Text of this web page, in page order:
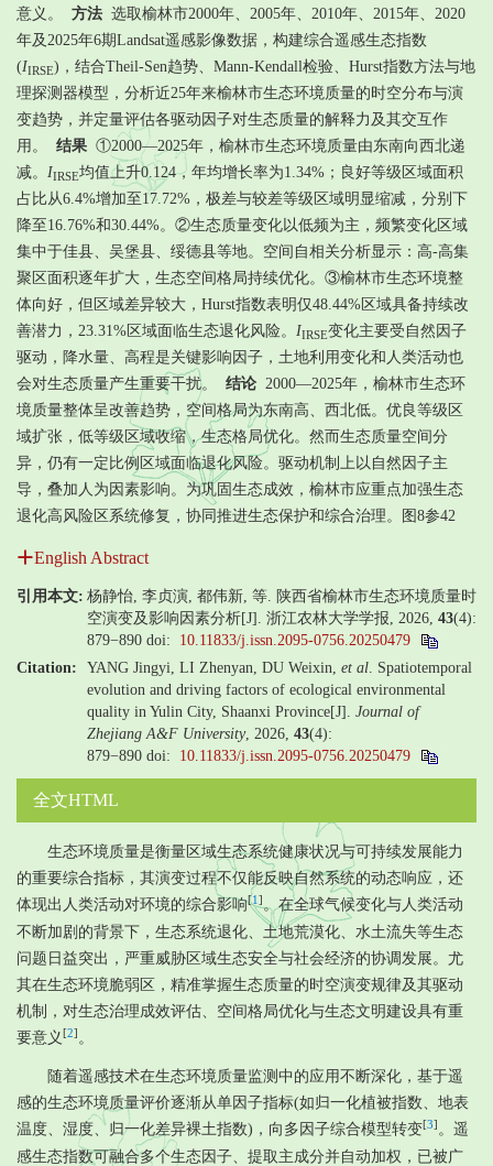
意义。
方法 选取榆林市2000年、2005年、2010年、2015年、2020
年及2025年6期Landsat遥感影像数据，构建综合遥感生态指数
(IIRSE)，结合Theil-Sen趋势、Mann-Kendall检验、Hurst指数方法与地
理探测器模型，分析近25年来榆林市生态环境质量的时空分布与演
变趋势，并定量评估各驱动因子对生态质量的解释力及其交互作
用。
结果 ①2000—2025年，榆林市生态环境质量由东南向西北递
减。 IIRSE均值上升0.124，年均增长率为1.34%；良好等级区域面积
占比从6.4%增加至17.72%，极差与较差等级区域明显缩减，分别下
降至16.76%和30.44%。②生态质量变化以低频为主，频繁变化区域
集中于佳县、吴堡县、绥德县等地。空间自相关分析显示：高-高集
聚区面积逐年扩大，生态空间格局持续优化。③榆林市生态环境整
体向好，但区域差异较大，Hurst指数表明仅48.44%区域具备持续改
善潜力，23.31%区域面临生态退化风险。 IIRSE变化主要受自然因子
驱动，降水量、高程是关键影响因子，土地利用变化和人类活动也
会对生态质量产生重要干扰。
结论 2000—2025年，榆林市生态环
境质量整体呈改善趋势，空间格局为东南高、西北低。优良等级区
域扩张，低等级区域收缩，生态格局优化。然而生态质量空间分
异，仍有一定比例区域面临退化风险。驱动机制上以自然因子主
导，叠加人为因素影响。为巩固生态成效，榆林市应重点加强生态
退化高风险区系统修复，协同推进生态保护和综合治理。图8参42
English Abstract
引用本文: 杨静怡, 李贞演, 都伟新, 等. 陕西省榆林市生态环境质量时
空演变及影响因素分析[J]. 浙江农林大学学报, 2026, 43(4):
879−890 doi: 10.11833/j.issn.2095-0756.20250479
Citation:
YANG Jingyi, LI Zhenyan, DU Weixin, et al . Spatiotemporal
evolution and driving factors of ecological environmental
quality in Yulin City, Shaanxi Province[J]. Journal of
Zhejiang A&F University, 2026, 43(4):
879−890 doi: 10.11833/j.issn.2095-0756.20250479
全文HTML
生态环境质量是衡量区域生态系统健康状况与可持续发展能力
的重要综合指标，其演变过程不仅能反映自然系统的动态响应，还
体现出人类活动对环境的综合影响[1 ]。在全球气候变化与人类活动
不断加剧的背景下，生态系统退化、土地荒漠化、水土流失等生态
问题日益突出，严重威胁区域生态安全与社会经济的协调发展。尤
其在生态环境脆弱区，精准掌握生态质量的时空演变规律及其驱动
机制，对生态治理成效评估、空间格局优化与生态文明建设具有重
要意义 [2] 。
随着遥感技术在生态环境质量监测中的应用不断深化，基于遥
感的生态环境质量评价逐渐从单因子指标(如归一化植被指数、地表
温度、湿度、归一化差异裸土指数)，向多因子综合模型转变[3] 。遥
感生态指数可融合多个生态因子、提取主成分并自动加权，已被广